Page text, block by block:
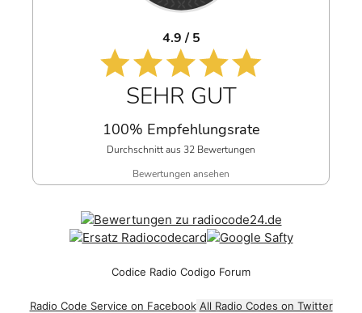
4.9 / 5
SEHR GUT
100% Empfehlungsrate
Durchschnitt aus 32 Bewertungen
Bewertungen ansehen
Codice Radio Codigo Forum
Radio Code Service on Facebook All Radio Codes on Twitter